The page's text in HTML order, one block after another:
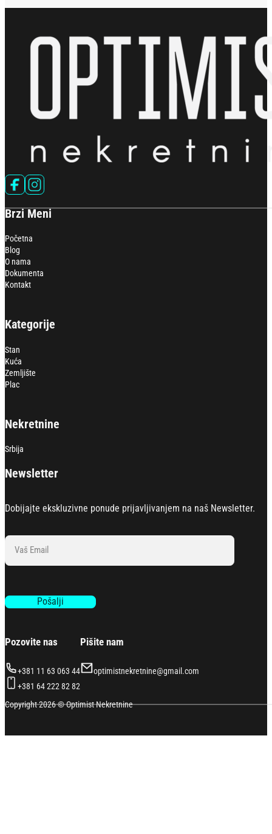
Brzi Meni
Početna
Blog
O nama
Dokumenta
Kontakt
Kategorije
Stan
Kuća
Zemljište
Plac
Nekretnine
Srbija
Newsletter
Dobijajte ekskluzivne ponude prijavljivanjem na naš Newsletter.
Section
Pošalji
Pozovite nas
+381 11 63 063 44
+381 64 222 82 82
Pišite nam
optimistnekretnine@gmail.com
Copyright 2026 © Optimist Nekretnine